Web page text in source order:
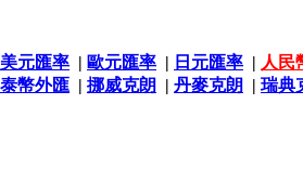
美元匯率 | 歐元匯率 | 日元匯率 | 人民
泰幣外匯 | 挪威克朗 | 丹麥克朗 | 瑞典